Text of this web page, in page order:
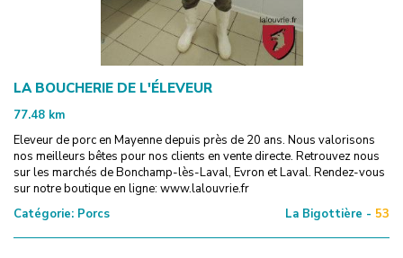
LA BOUCHERIE DE L'ÉLEVEUR
77.48 km
Eleveur de porc en Mayenne depuis près de 20 ans. Nous valorisons
nos meilleurs bêtes pour nos clients en vente directe. Retrouvez nous
sur les marchés de Bonchamp-lès-Laval, Evron et Laval. Rendez-vous
sur notre boutique en ligne: www.lalouvrie.fr
Catégorie: Porcs La Bigottière - 53